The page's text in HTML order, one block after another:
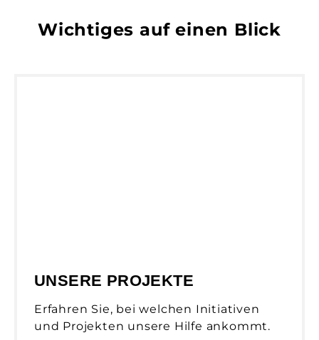
Wichtiges auf einen Blick
UNSERE PROJEKTE
Erfahren Sie, bei welchen Initiativen
und Projekten unsere Hilfe ankommt.